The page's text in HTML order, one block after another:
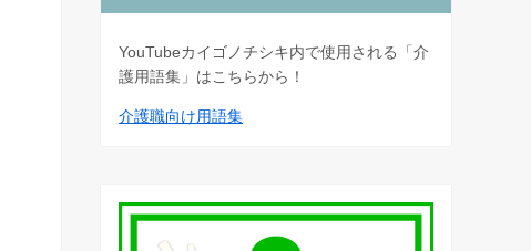
YouTubeカイゴノチシキ内で使用される「介
護用語集」はこちらから！
介護職向け用語集